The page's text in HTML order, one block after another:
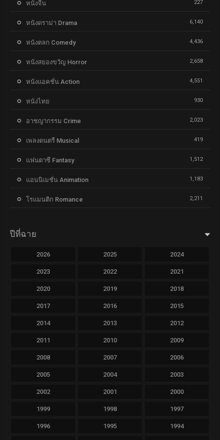
หนังจีน 227
หนังดราม่า Drama 6,140
หนังตลก Comedy 4,436
หนังสยองขวัญ Horror 2,658
หนังแอคชั่น Action 4,551
หนังไทย 930
อาชญากรรม Crime 2,023
เพลงดนตรี Musical 419
แฟนตาซี Fantasy 1,512
แอนนิเมชั่น Animation 1,183
โรแมนติก Romance 2,211
ปีที่ฉาย
2026 2025 2024
2023 2022 2021
2020 2019 2018
2017 2016 2015
2014 2013 2012
2011 2010 2009
2008 2007 2006
2005 2004 2003
2002 2001 2000
1999 1998 1997
1996 1995 1994